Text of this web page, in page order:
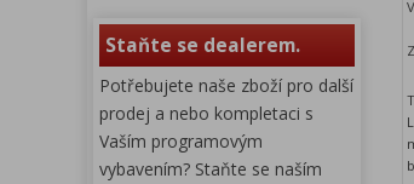
Staňte se dealerem.
Potřebujete naše zboží pro další
prodej a nebo kompletaci s
Vaším programovým
vybavením? Staňte se naším